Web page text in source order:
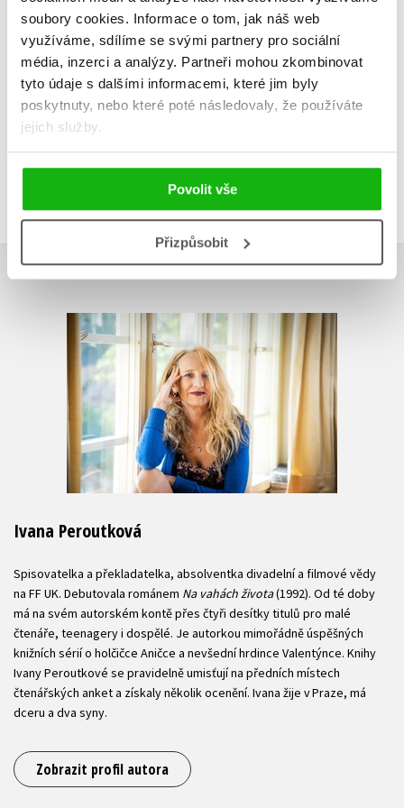
soubory cookies. Informace o tom, jak náš web
využíváme, sdílíme se svými partnery pro sociální
média, inzerci a analýzy. Partneři mohou zkombinovat
tyto údaje s dalšími informacemi, které jim byly
poskytnuty, nebo které poté následovaly, že používáte
jejich služby.
Povolit vše
Přizpůsobit
HODNOCENÍ ČTENÁŘŮ
V současné době nejsou vytvořena žádná uživatelská hodnocení.
Vaše hodnocení
Uživatelskou recenzi mohou vkládat pouze registrovaní uživatelé
AUTOR KNIHY
Ivana Peroutková
Spisovatelka a překladatelka, absolventka divadelní a filmové vědy
na FF UK. Debutovala románem Na vahách života(1992). Od té doby
má na svém autorském kontě přes čtyři desítky titulů pro malé
čtenáře, teenagery i dospělé. Je autorkou mimořádně úspěšných
knižních sérií o holčičce Aničce a nevšední hrdince Valentýnce. Knihy
Ivany Peroutkové se pravidelně umisťují na předních místech
čtenářských anket a získaly několik ocenění. Ivana žije v Praze, má
dceru a dva syny.
Zobrazit profil autora